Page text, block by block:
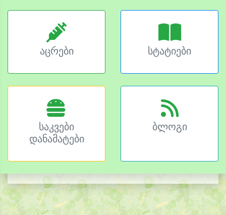
აცრები სტატიები
საკვები
დანამატები
ბლოგი